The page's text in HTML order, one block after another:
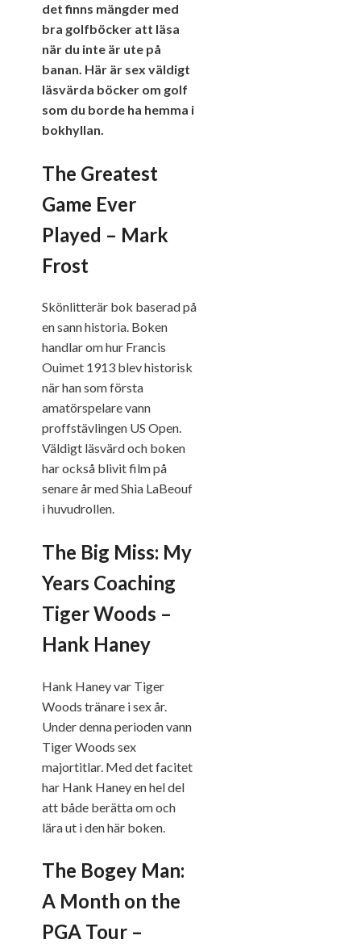
det finns mängder med
bra golfböcker att läsa
när du inte är ute på
banan. Här är sex väldigt
läsvärda böcker om golf
som du borde ha hemma i
bokhyllan.
The Greatest
Game Ever
Played – Mark
Frost
Skönlitterär bok baserad på
en sann historia. Boken
handlar om hur Francis
Ouimet 1913 blev historisk
när han som första
amatörspelare vann
proffstävlingen US Open.
Väldigt läsvärd och boken
har också blivit film på
senare år med Shia LaBeouf
i huvudrollen.
The Big Miss: My
Years Coaching
Tiger Woods –
Hank Haney
Hank Haney var Tiger
Woods tränare i sex år.
Under denna perioden vann
Tiger Woods sex
majortitlar. Med det facitet
har Hank Haney en hel del
att både berätta om och
lära ut i den här boken.
The Bogey Man:
A Month on the
PGA Tour –